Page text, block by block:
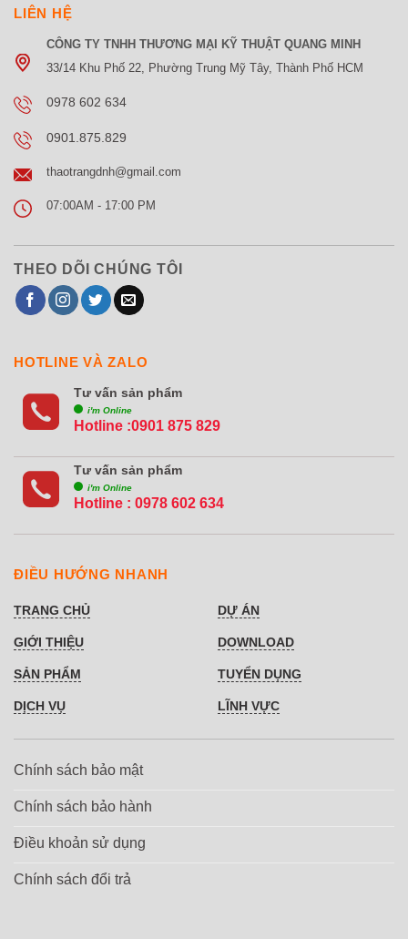
LIÊN HỆ
CÔNG TY TNHH THƯƠNG MẠI KỸ THUẬT QUANG MINH
33/14 Khu Phố 22, Phường Trung Mỹ Tây, Thành Phố HCM
0978 602 634
0901.875.829
thaotrangdnh@gmail.com
07:00AM - 17:00 PM
THEO DÕI CHÚNG TÔI
HOTLINE VÀ ZALO
Tư vấn sản phẩm
i'm Online
Hotline :0901 875 829
Tư vấn sản phẩm
i'm Online
Hotline : 0978 602 634
ĐIỀU HƯỚNG NHANH
TRANG CHỦ
GIỚI THIỆU
SẢN PHẨM
DỊCH VỤ
DỰ ÁN
DOWNLOAD
TUYỂN DỤNG
LĨNH VỰC
Chính sách bảo mật
Chính sách bảo hành
Điều khoản sử dụng
Chính sách đổi trả